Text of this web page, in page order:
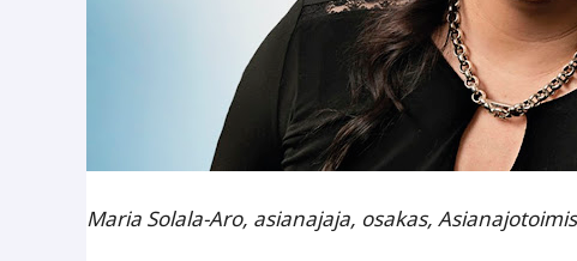
Maria Solala-Aro, asianajaja, osakas,